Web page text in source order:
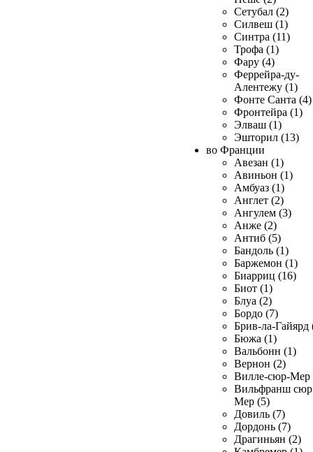
Сетубал (2)
Силвеш (1)
Синтра (11)
Трофа (1)
Фару (4)
Феррейра-ду-
Алентежу (1)
Фонте Санта (4)
Фронтейра (1)
Элваш (1)
Эшторил (13)
во Франции
Авезан (1)
Авиньон (1)
Амбуаз (1)
Англет (2)
Ангулем (3)
Анже (2)
Антиб (5)
Бандоль (1)
Баржемон (1)
Биарриц (16)
Биот (1)
Блуа (2)
Бордо (7)
Брив-ла-Гайярд
Бюжа (1)
Вальбонн (1)
Вернон (2)
Вилле-сюр-Мер
Вильфранш сюр
Мер (5)
Довиль (7)
Дордонь (7)
Драгиньян (2)